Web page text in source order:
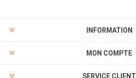
INFORMATION
MON COMPTE
SERVICE CLIENT